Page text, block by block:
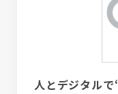
人とデジタルで